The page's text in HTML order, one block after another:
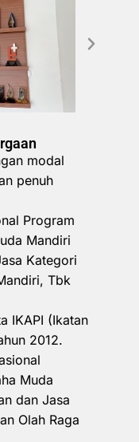
modal
penuh
Program
Mandiri
Kategori
Tbk
IKAPI (Ikatan
2012.
Muda
dan Jasa
Olah Raga